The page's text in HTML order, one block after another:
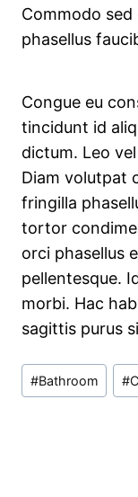
Commodo
phasellus
Congue eu
tincidunt id
dictum. Leo
Diam volutpat
fringilla
tortor
orci phasellus
pellentesque.
morbi. Hac
sagittis purus
Post
Tags:
#Bathroom #